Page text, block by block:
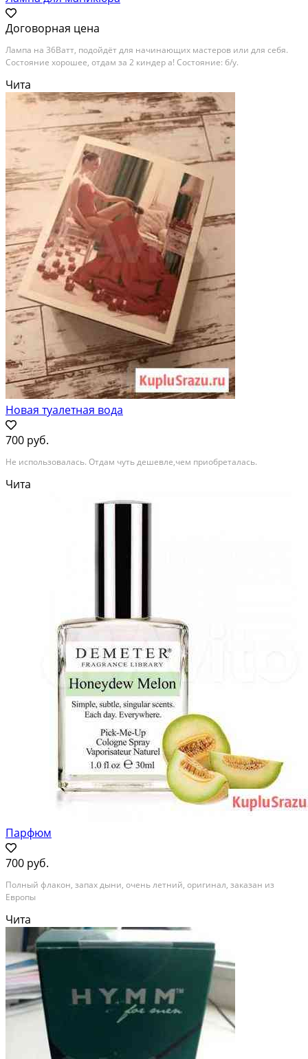
Договорная цена
Лампа на 36Ватт, подойдёт для начинающих мастеров или для себя.
Состояние хорошее, отдам за 2 киндер а! Состояние: б/у.
Чита
Новая туалетная вода
700 руб.
Не использовалась. Отдам чуть дешевле,чем приобреталась.
Чита
Парфюм
700 руб.
Полный флакон, запах дыни, очень летний, оригинал, заказан из
Европы
Чита